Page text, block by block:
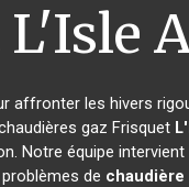
L'Isle
affronter les hivers
gaz Frisquet
Notre équipe
de chaudière